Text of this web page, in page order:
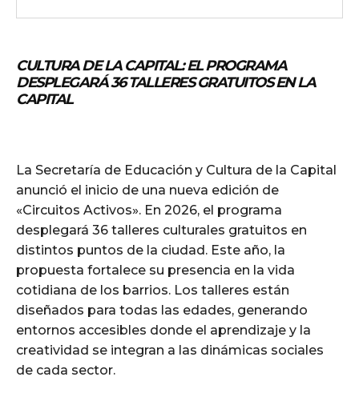
CULTURA DE LA CAPITAL: EL PROGRAMA
DESPLEGARÁ 36 TALLERES GRATUITOS EN LA
CAPITAL
La Secretaría de Educación y Cultura de la Capital
anunció el inicio de una nueva edición de
«Circuitos Activos». En 2026, el programa
desplegará 36 talleres culturales gratuitos en
distintos puntos de la ciudad. Este año, la
propuesta fortalece su presencia en la vida
cotidiana de los barrios. Los talleres están
diseñados para todas las edades, generando
entornos accesibles donde el aprendizaje y la
creatividad se integran a las dinámicas sociales
de cada sector.